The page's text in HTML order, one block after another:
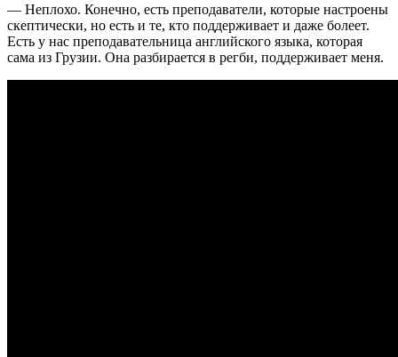
— Неплохо. Конечно, есть преподаватели, которые настроены
скептически, но есть и те, кто поддерживает и даже болеет.
Есть у нас преподавательница английского языка, которая
сама из Грузии. Она разбирается в регби, поддерживает меня.